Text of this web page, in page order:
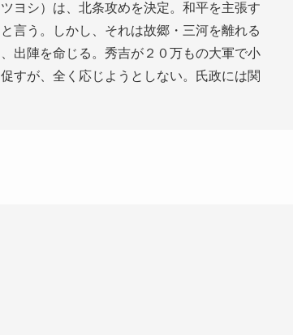
ヨシ）は、北条攻めを決定。和平を主張す
言う。しかし、それは故郷・三河を離れる
出陣を命じる。秀吉が２０万もの大軍で小
すが、全く応じようとしない。氏政には関